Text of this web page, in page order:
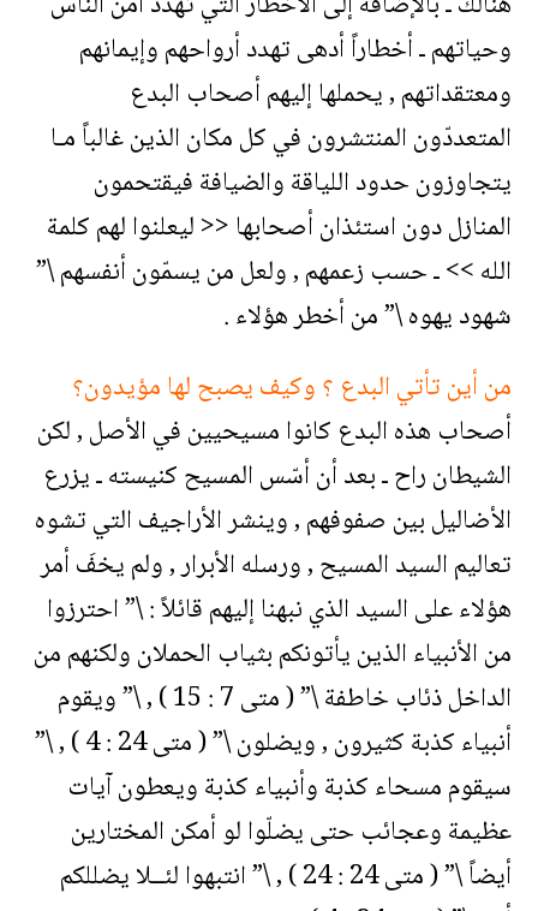
وحياتهم ـ أخطاراً أدهى تهدد أرواحهم وإيمانهم
ومعتقداتهم , يحملها إليهم أصحاب البدع
المتعددّون المنتشرون في كل مكان الذين غالباً مـا
يتجاوزون حدود اللياقة والضيافة فيقتحمون
المنازل دون استئذان أصحابها << ليعلنوا لهم كلمة
الله >> ـ حسب زعمهم , ولعل من يسمّون أنفسهم \”
شهود يهوه \” من أخطر هؤلاء .
من أين تأتي البدع ؟ وكيف يصبح لها مؤيدون؟
أصحاب هذه البدع كانوا مسيحيين في الأصل , لكن
الشيطان راح ـ بعد أن أسّس المسيح كنيسته ـ يزرع
الأضاليل بين صفوفهم , وينشر الأراجيف التي تشوه
تعاليم السيد المسيح , ورسله الأبرار , ولم يخفَ أمر
هؤلاء على السيد الذي نبهنا إليهم قائلاً : \” احترزوا
من الأنبياء الذين يأتونكم بثياب الحملان ولكنهم من
الداخل ذئاب خاطفة \” ( متى 7 : 15 ) , \” ويقوم
أنبياء كذبة كثيرون , ويضلون \” ( متى 24 : 4 ) , \”
سيقوم مسحاء كذبة وأنبياء كذبة ويعطون آيات
عظيمة وعجائب حتى يضلّوا لو أمكن المختارين
أيضاً \” ( متى 24 : 24 ) , \” انتبهوا لئــلا يضللكم